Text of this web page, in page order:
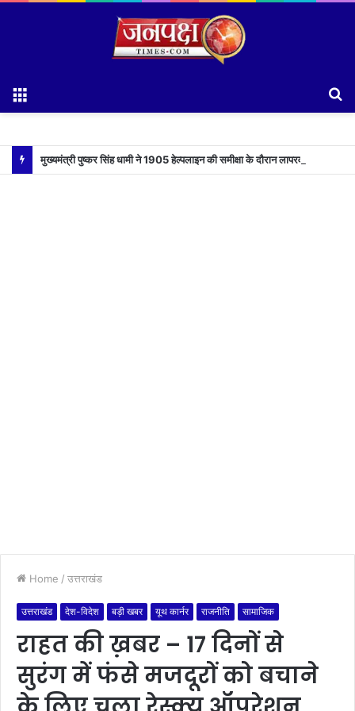
Home / उत्तराखंड
उत्तराखंड देश-विदेश बड़ी खबर यूथ कार्नर राजनीति सामाजिक
राहत की ख़बर – 17 दिनों से
सुरंग में फंसे मजदूरों को बचाने